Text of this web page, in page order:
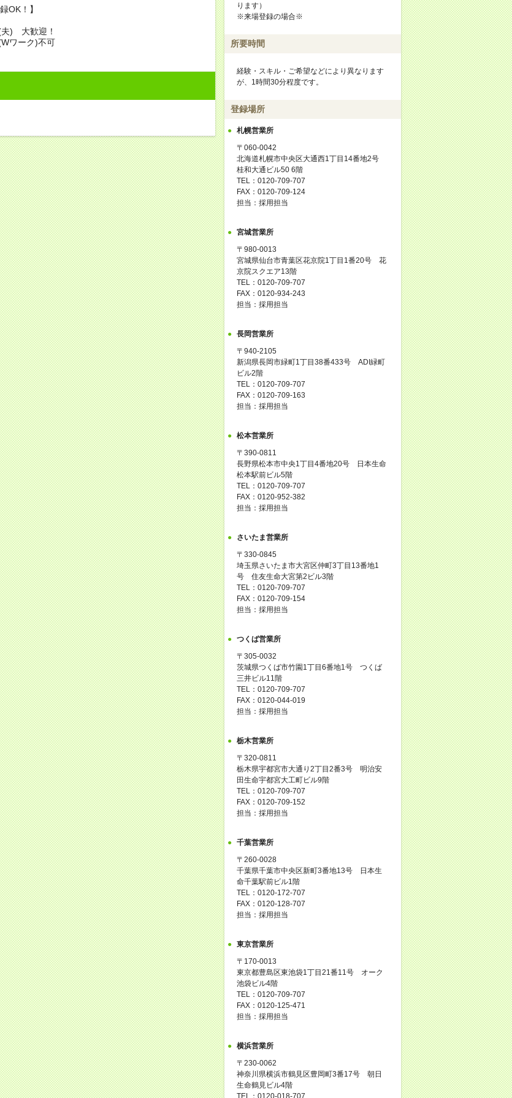
OK！】
夫) 大歓迎！
ワーク)不可
ります）
※来場登録の場合※
所要時間
経験・スキル・ご希望などにより異なります
が、1時間30分程度です。
登録場所
札幌営業所
〒060-0042
北海道札幌市中央区大通西1丁目14番地2号
桂和大通ビル50 6階
TEL：0120-709-707
FAX：0120-709-124
担当：採用担当
宮城営業所
〒980-0013
宮城県仙台市青葉区花京院1丁目1番20号 花
京院スクエア13階
TEL：0120-709-707
FAX：0120-934-243
担当：採用担当
長岡営業所
〒940-2105
新潟県長岡市緑町1丁目38番433号 ADI緑町
ビル2階
TEL：0120-709-707
FAX：0120-709-163
担当：採用担当
松本営業所
〒390-0811
長野県松本市中央1丁目4番地20号 日本生命
松本駅前ビル5階
TEL：0120-709-707
FAX：0120-952-382
担当：採用担当
さいたま営業所
〒330-0845
埼玉県さいたま市大宮区仲町3丁目13番地1
号 住友生命大宮第2ビル3階
TEL：0120-709-707
FAX：0120-709-154
担当：採用担当
つくば営業所
〒305-0032
茨城県つくば市竹園1丁目6番地1号 つくば
三井ビル11階
TEL：0120-709-707
FAX：0120-044-019
担当：採用担当
栃木営業所
〒320-0811
栃木県宇都宮市大通り2丁目2番3号 明治安
田生命宇都宮大工町ビル9階
TEL：0120-709-707
FAX：0120-709-152
担当：採用担当
千葉営業所
〒260-0028
千葉県千葉市中央区新町3番地13号 日本生
命千葉駅前ビル1階
TEL：0120-172-707
FAX：0120-128-707
担当：採用担当
東京営業所
〒170-0013
東京都豊島区東池袋1丁目21番11号 オーク
池袋ビル4階
TEL：0120-709-707
FAX：0120-125-471
担当：採用担当
横浜営業所
〒230-0062
神奈川県横浜市鶴見区豊岡町3番17号 朝日
生命鶴見ビル4階
TEL：0120-018-707